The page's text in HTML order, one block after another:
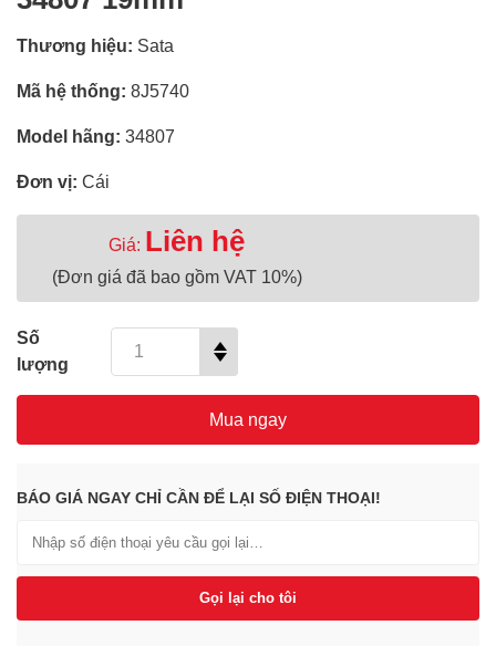
Thương hiệu: Sata
Mã hệ thống: 8J5740
Model hãng: 34807
Đơn vị: Cái
Giá: Liên hệ
(Đơn giá đã bao gồm VAT 10%)
Số
lượng
Mua ngay
BÁO GIÁ NGAY CHỈ CẦN ĐỂ LẠI SỐ ĐIỆN THOẠI!
Gọi lại cho tôi